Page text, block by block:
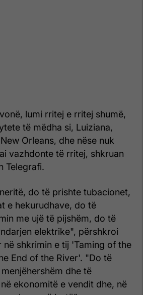
lumi rritej e rritej shumë,
të mëdha si, Luiziana,
Orleans, dhe nëse nuk
vazhdonte të rritej, shkruan
Telegrafi.
do të prishte tubacionet,
e hekurudhave, do të
me ujë të pijshëm, do të
elektrike", përshkroi
në shkrimin e tij 'Taming of the
End of the River'. "Do të
dhe të
ekonomitë e vendit dhe, në